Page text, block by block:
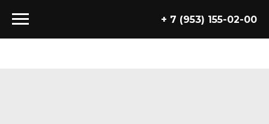
+ 7 (953) 155-02-00